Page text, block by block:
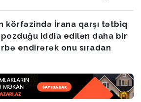
körfəzində İrana qarşı tətbiq
iddia edilən daha bir
endirərək onu sıradan